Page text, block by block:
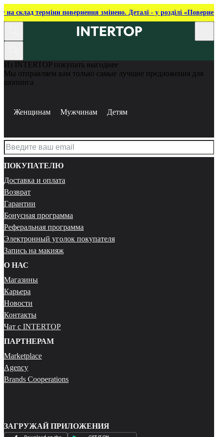
на склад терміни повернення змінено. Деталі - у розділі
Из INTERTOP покупать выгоднее
Мы отправляем вам только самые лучшие предложения для
шопинга
Женщинам Мужчинам Детям
ПОКУПАТЕЛЮ
Доставка и оплата
Возврат
Гарантии
Бонусная программа
Реферальная программа
Электронный уголок покупателя
Запись на макияж
О НАС
Магазины
Карьера
Новости
Контакты
Чат с INTERTOP
ПАРТНЕРАМ
Marketplace
Agency
Brands Cooperations
ЗАГРУЖАЙ ПРИЛОЖЕНИЯ